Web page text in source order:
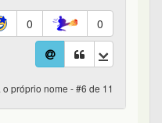
0 0
próprio nome - #6 de 11